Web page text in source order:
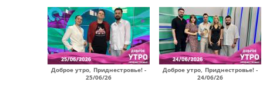
Доброе утро, Приднестровье! -
25/06/26
Доброе утро, Приднестровье! -
24/06/26